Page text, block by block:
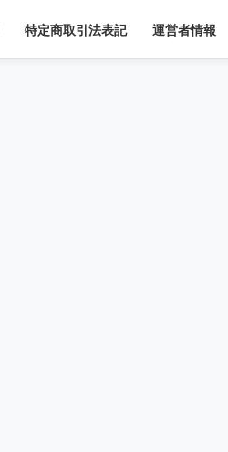
特定商取引法表記 運営者情報